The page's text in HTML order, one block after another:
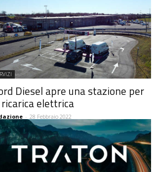
Diesel apre una stazione per
elettrica
- 28 Febbraio 2022